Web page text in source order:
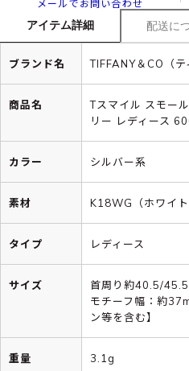
メールでお問い合わせ
アイテム詳細 配送に
ブランド名 TIFFANY＆CO（テ
商品名
Tスマイル スモー
リー レディース
カラー シルバー系
素材 K18WG（ホワイト
タイプ レディース
サイズ
首周り約40.5/
モチーフ幅：約
ン等を含む】
重量 3.1g